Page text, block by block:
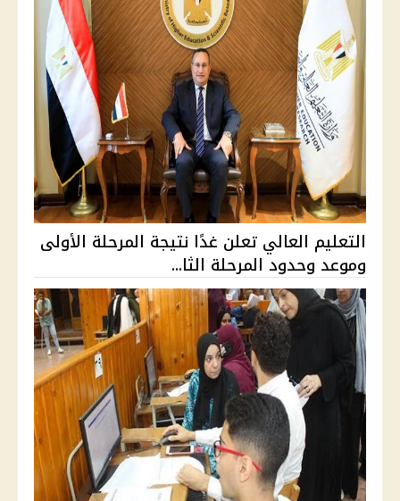
التعليم العالي تعلن غدًا نتيجة المرحلة الأولى
وموعد وحدود المرحلة الثا...